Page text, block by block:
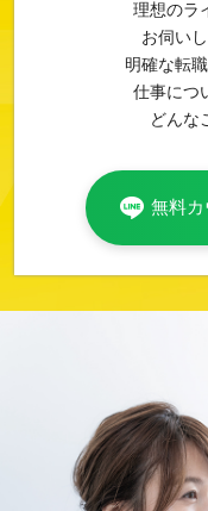
理想のラ
お伺い
明確な転
仕事につ
どんな
無料カ